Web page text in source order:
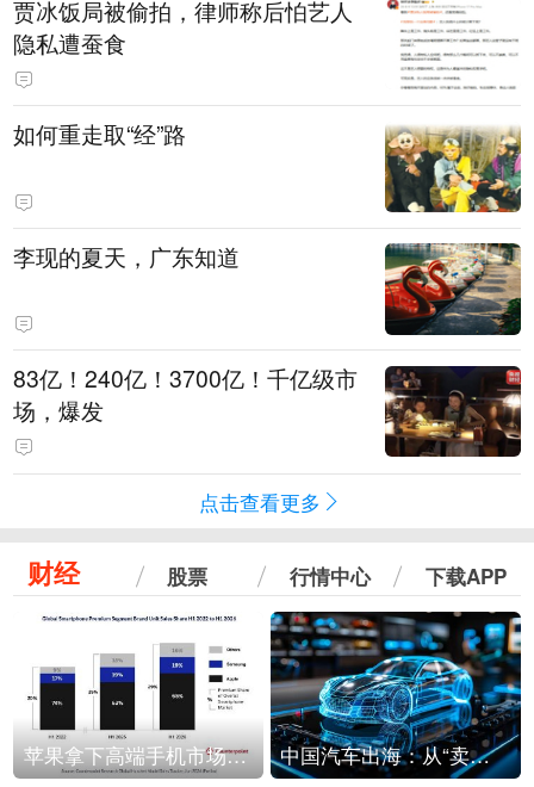
贾冰饭局被偷拍，律师称后怕艺人
隐私遭蚕食
如何重走取“经”路
李现的夏天，广东知道
83亿！240亿！3700亿！千亿级市
场，爆发
点击查看更多
财经 股票 行情中心 下载APP
苹果拿下高端手机市场65%的份额：iPhone 17系列功不可没 中国汽车出海：从“卖出去”到“走进去”